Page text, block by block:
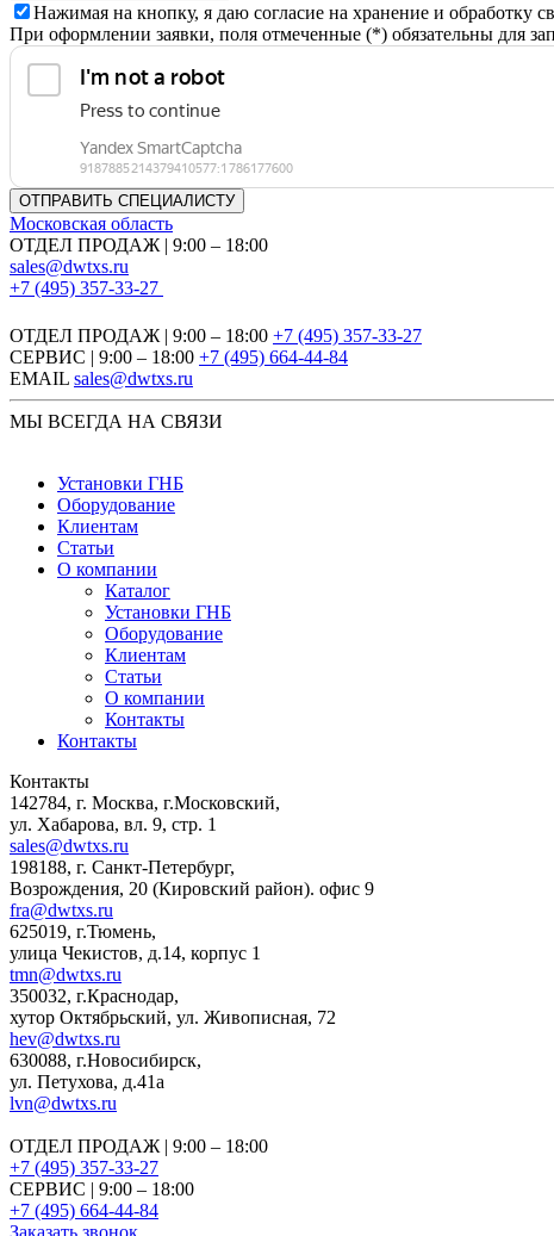
Нажимая на кнопку, я даю согласие на хранение и обработку
При оформлении заявки, поля отмеченные (*) обязательны для
Московская область
ОТДЕЛ ПРОДАЖ | 9:00 – 18:00
sales@dwtxs.ru
+7 (495) 357-33-27
ОТДЕЛ ПРОДАЖ | 9:00 – 18:00 +7 (495) 357-33-27
СЕРВИС | 9:00 – 18:00 +7 (495) 664-44-84
EMAIL sales@dwtxs.ru
МЫ ВСЕГДА НА СВЯЗИ
Установки ГНБ
Оборудование
Клиентам
Статьи
О компании
Каталог
Установки ГНБ
Оборудование
Клиентам
Статьи
О компании
Контакты
Контакты
Контакты
142784, г. Москва, г.Московский,
ул. Хабарова, вл. 9, стр. 1
sales@dwtxs.ru
198188, г. Санкт-Петербург,
Возрождения, 20 (Кировский район). офис 9
fra@dwtxs.ru
625019, г.Тюмень,
улица Чекистов, д.14, корпус 1
tmn@dwtxs.ru
350032, г.Краснодар,
хутор Октябрьский, ул. Живописная, 72
hev@dwtxs.ru
630088, г.Новосибирск,
ул. Петухова, д.41а
lvn@dwtxs.ru
ОТДЕЛ ПРОДАЖ | 9:00 – 18:00
+7 (495) 357-33-27
СЕРВИС | 9:00 – 18:00
+7 (495) 664-44-84
Заказать звонок